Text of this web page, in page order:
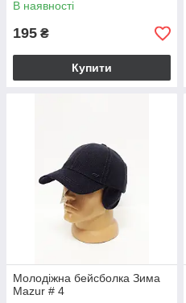
В наявності
195 ₴
Купити
Молодіжна бейсболка Зима
Mazur # 4